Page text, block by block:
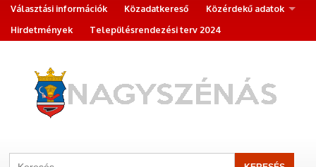
Választási információk
Közadatkereső
Közérdekű adatok
Hirdetmények
Településrendezési terv 2024